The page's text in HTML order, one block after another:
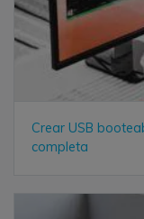
Crear USB
completa